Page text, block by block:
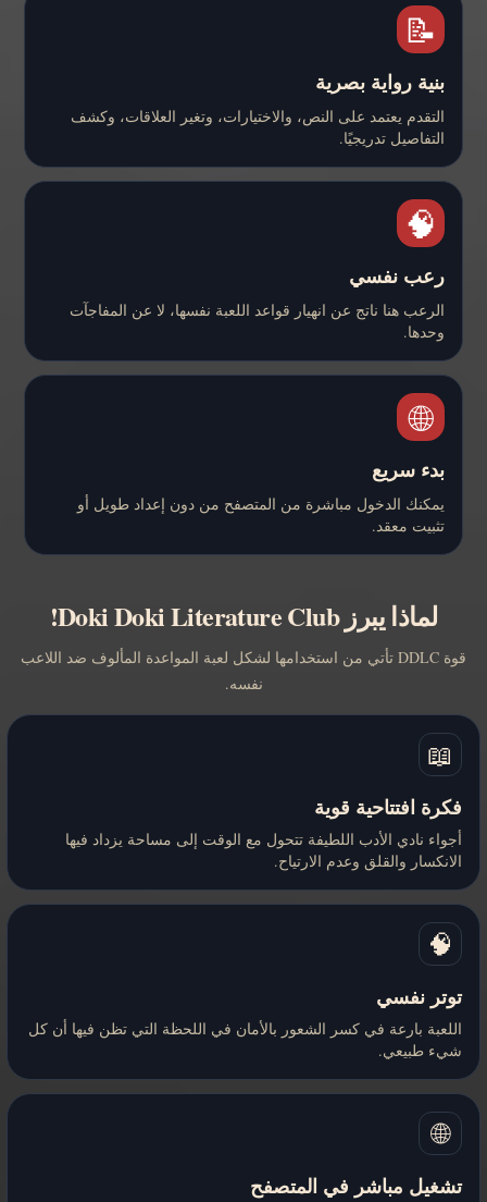
📝
بنية رواية بصرية
التقدم يعتمد على النص، والاختيارات، وتغير العلاقات، وكشف
التفاصيل تدريجيًا.
🧠
رعب نفسي
الرعب هنا ناتج عن انهيار قواعد اللعبة نفسها، لا عن المفاجآت
وحدها.
🌐
بدء سريع
يمكنك الدخول مباشرة من المتصفح من دون إعداد طويل أو
تثبيت معقد.
لماذا يبرز Doki Doki Literature Club!
قوة DDLC تأتي من استخدامها لشكل لعبة المواعدة المألوف ضد اللاعب
نفسه.
📖
فكرة افتتاحية قوية
أجواء نادي الأدب اللطيفة تتحول مع الوقت إلى مساحة يزداد فيها
الانكسار والقلق وعدم الارتياح.
🧠
توتر نفسي
اللعبة بارعة في كسر الشعور بالأمان في اللحظة التي تظن فيها أن كل
شيء طبيعي.
🌐
تشغيل مباشر في المتصفح